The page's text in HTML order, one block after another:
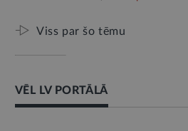
Viss par šo tēmu
VĒL LV PORTĀLĀ